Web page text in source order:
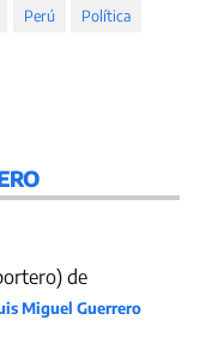
Perú Política
de
Miguel Guerrero